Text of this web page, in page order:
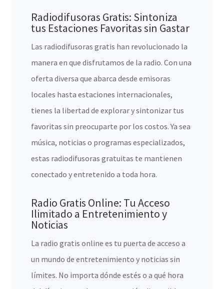
Radiodifusoras Gratis: Sintoniza
tus Estaciones Favoritas sin Gastar
Las radiodifusoras gratis han revolucionado la
manera en que disfrutamos de la radio. Con una
oferta diversa que abarca desde emisoras
locales hasta estaciones internacionales,
tienes la libertad de explorar y sintonizar tus
favoritas sin preocuparte por los costos. Ya sea
música, noticias o programas especializados,
estas radiodifusoras gratuitas te mantienen
conectado y entretenido a toda hora.
Radio Gratis Online: Tu Acceso
Ilimitado a Entretenimiento y
Noticias
La radio gratis online es tu puerta de acceso a
un mundo de entretenimiento y noticias sin
límites. No importa dónde estés o a qué hora